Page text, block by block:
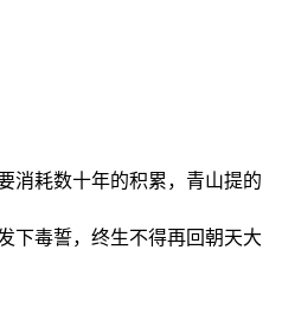
消耗数十年的积累，青山提的
下毒誓，终生不得再回朝天大